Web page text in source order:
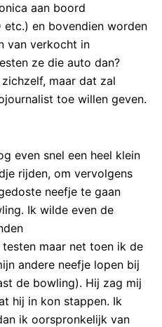
aan boord
etc.) en bovendien worden
van verkocht in
ze die auto dan?
maar dat zal
toe willen geven.
even snel een heel klein
rijden, om vervolgens
neefje te gaan
Ik wilde even de
maar net toen ik de
andere neefje lopen bij
de bowling). Hij zag mij
hij in kon stappen. Ik
ik oorspronkelijk van